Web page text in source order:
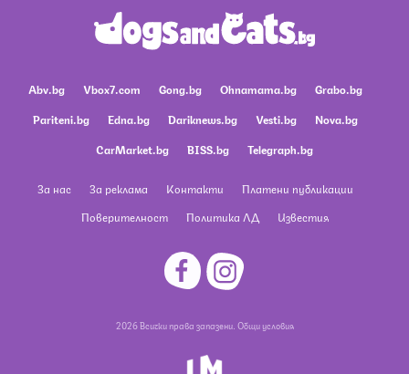
Abv.bg Vbox7.com Gong.bg Ohnamama.bg
Grabo.bg
Pariteni.bg
Edna.bg Dariknews.bg Vesti.bg
Nova.bg
CarMarket.bg
BISS.bg Telegraph.bg
За нас За реклама Контакти
Платени публикации
Поверителност
Политика ЛД Известия
2026 Всички права запазени. Общи условия